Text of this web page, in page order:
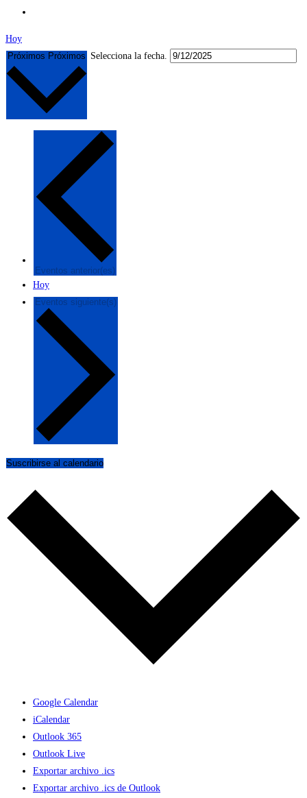
Hoy
Próximos Próximos Selecciona la fecha.
Eventos anterior(es)
Hoy
Eventos siguiente(s)
Suscribirse al calendario
Google Calendar
iCalendar
Outlook 365
Outlook Live
Exportar archivo .ics
Exportar archivo .ics de Outlook